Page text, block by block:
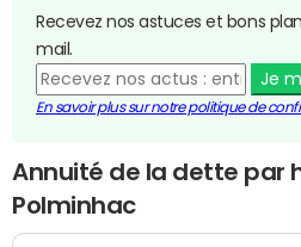
Recevez nos astuces et bons
mail.
Je
En savoir plus sur notre politique de
Annuité de la dette par
Polminhac